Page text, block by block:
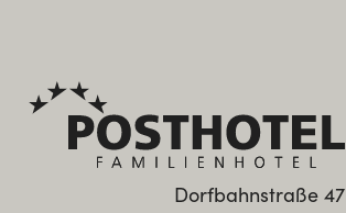
Dorfbahnstraße 47